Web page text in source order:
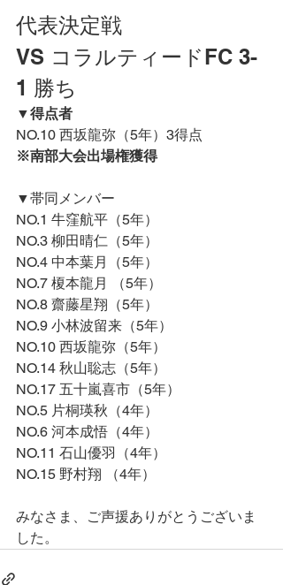
代表決定戦
VS コラルティードFC 3-
1 勝ち
▼得点者
NO.10 西坂龍弥 （5年）3得点
※南部大会出場権獲得
▼帯同メンバー
NO.1 牛窪航平 （5年）
NO.3 柳田晴仁 （5年）
NO.4 中本葉月
（5年）
NO.7 榎本龍月
（5年）
NO.8 齋藤星翔 （5年）
NO.9 小林波留来 （5年）
NO.10 西坂龍弥 （5年）
NO.14 秋山聡志 （5年）
NO.17 五十嵐喜市 （5年）
NO.5 片桐瑛秋 （4年）
NO.6 河本成悟 （4年）
NO.11 石山優羽
（4年）
NO.15 野村翔
（4年）
みなさま、ご声援ありがとうございま
した。